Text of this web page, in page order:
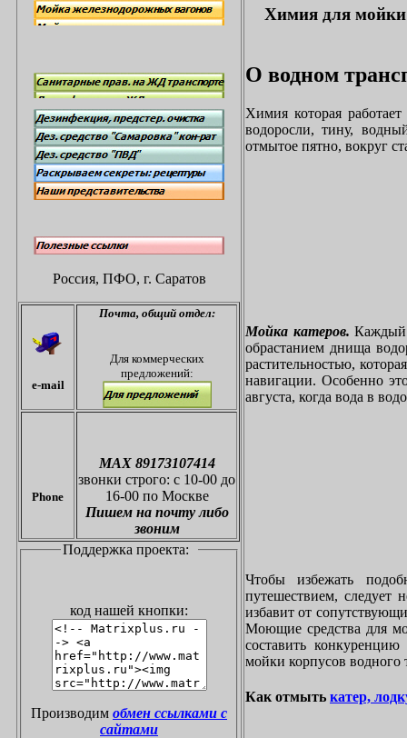
Россия, ПФО, г. Саратов
e-mail
Почта, общий отдел:
Для коммерческих
предложений:
Phone
МАХ 89173107414
звонки строго: с 10-00 до
16-00 по Москве
Пишем на почту либо
звоним
Поддержка проекта:
код нашей кнопки:
Производим обмен ссылками с
сайтами
Химия для мойки
О водном
Химия которая
водоросли, тину,
отмытое пятно, вокруг
Мойка катеров. Каждый
обрастанием днища
растительностью,
навигации. Особенно
августа, когда вода в
Чтобы избежать
путешествием, следует
избавит от
Моющие средства для
составить
мойки корпусов водного
Как отмыть катер,